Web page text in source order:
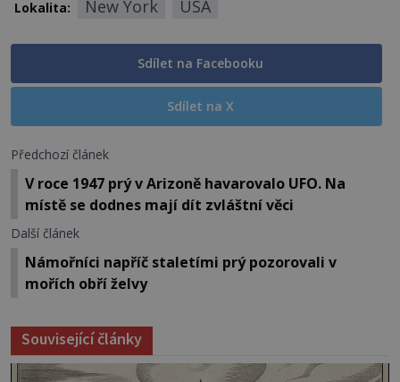
Lokalita: New York USA
Sdílet na Facebooku
Sdílet na X
Předchozí článek
V roce 1947 prý v Arizoně havarovalo UFO. Na
místě se dodnes mají dít zvláštní věci
Další článek
Námořníci napříč staletími prý pozorovali v
mořích obří želvy
Související články